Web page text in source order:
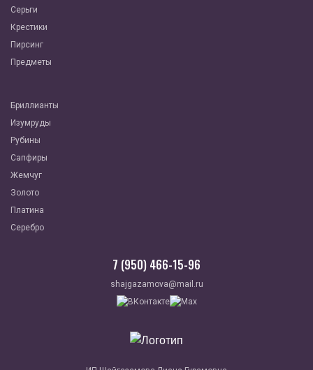
Серьги
Крестики
Пирсинг
Предметы
Бриллианты
Изумруды
Рубины
Сапфиры
Жемчуг
Золото
Платина
Серебро
7 (950) 466-15-96
shajgazamova@mail.ru